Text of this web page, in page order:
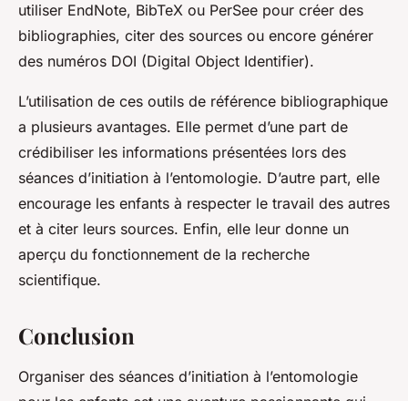
utiliser EndNote, BibTeX ou PerSee pour créer des
bibliographies, citer des sources ou encore générer
des numéros DOI (Digital Object Identifier).
L’utilisation de ces outils de référence bibliographique
a plusieurs avantages. Elle permet d’une part de
crédibiliser les informations présentées lors des
séances d’initiation à l’entomologie. D’autre part, elle
encourage les enfants à respecter le travail des autres
et à citer leurs sources. Enfin, elle leur donne un
aperçu du fonctionnement de la recherche
scientifique.
Conclusion
Organiser des séances d’initiation à l’entomologie